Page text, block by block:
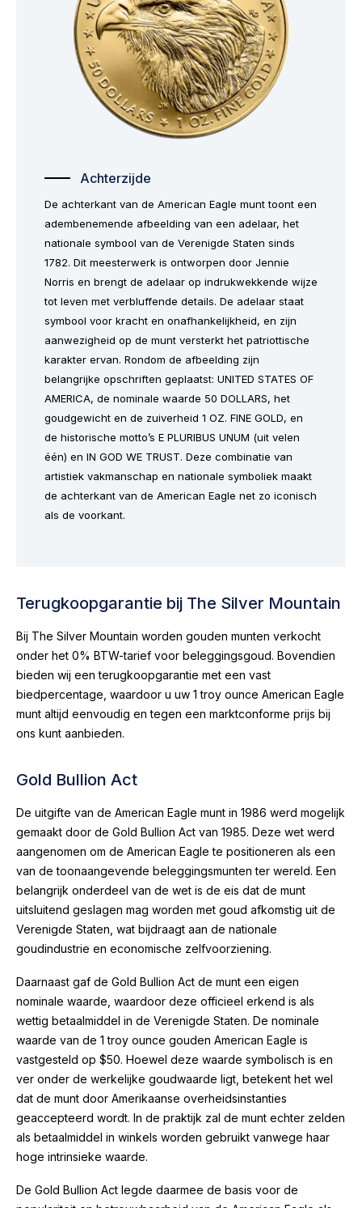
Achterzijde
De achterkant van de American Eagle munt toont een
adembenemende afbeelding van een adelaar, het
nationale symbool van de Verenigde Staten sinds
1782. Dit meesterwerk is ontworpen door Jennie
Norris en brengt de adelaar op indrukwekkende wijze
tot leven met verbluffende details. De adelaar staat
symbool voor kracht en onafhankelijkheid, en zijn
aanwezigheid op de munt versterkt het patriottische
karakter ervan. Rondom de afbeelding zijn
belangrijke opschriften geplaatst: UNITED STATES OF
AMERICA, de nominale waarde 50 DOLLARS, het
goudgewicht en de zuiverheid 1 OZ. FINE GOLD, en
de historische motto’s E PLURIBUS UNUM (uit velen
één) en IN GOD WE TRUST. Deze combinatie van
artistiek vakmanschap en nationale symboliek maakt
de achterkant van de American Eagle net zo iconisch
als de voorkant.
Terugkoopgarantie bij The Silver Mountain
Bij The Silver Mountain worden gouden munten verkocht
onder het 0% BTW-tarief voor beleggingsgoud. Bovendien
bieden wij een terugkoopgarantie met een vast
biedpercentage, waardoor u uw 1 troy ounce American Eagle
munt altijd eenvoudig en tegen een marktconforme prijs bij
ons kunt aanbieden.
Gold Bullion Act
De uitgifte van de American Eagle munt in 1986 werd mogelijk
gemaakt door de Gold Bullion Act van 1985. Deze wet werd
aangenomen om de American Eagle te positioneren als een
van de toonaangevende beleggingsmunten ter wereld. Een
belangrijk onderdeel van de wet is de eis dat de munt
uitsluitend geslagen mag worden met goud afkomstig uit de
Verenigde Staten, wat bijdraagt aan de nationale
goudindustrie en economische zelfvoorziening.
Daarnaast gaf de Gold Bullion Act de munt een eigen
nominale waarde, waardoor deze officieel erkend is als
wettig betaalmiddel in de Verenigde Staten. De nominale
waarde van de 1 troy ounce gouden American Eagle is
vastgesteld op $50. Hoewel deze waarde symbolisch is en
ver onder de werkelijke goudwaarde ligt, betekent het wel
dat de munt door Amerikaanse overheidsinstanties
geaccepteerd wordt. In de praktijk zal de munt echter zelden
als betaalmiddel in winkels worden gebruikt vanwege haar
hoge intrinsieke waarde.
De Gold Bullion Act legde daarmee de basis voor de